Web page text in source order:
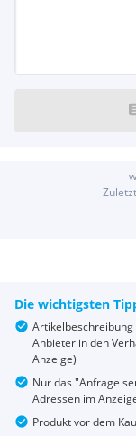
Die wichtigsten
Anbieter in den
Anzeige)
Nur das "Anfrage
Adressen im
Produkt vor dem